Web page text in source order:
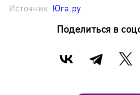
Источник: Юга.ру
Поделиться в